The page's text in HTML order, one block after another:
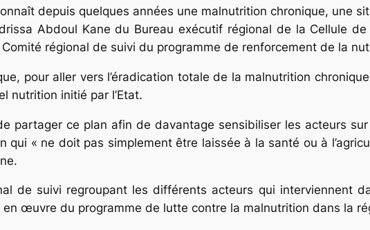
depuis quelques années une malnutrition chronique, une
Abdoul Kane du Bureau exécutif régional de la Cellule
Comité régional de suivi du programme de renforcement de la
pour aller vers l’éradication totale de la malnutrition
nutrition initié par l’Etat.
partager ce plan afin de davantage sensibiliser les acteurs
« ne doit pas simplement être laissée à la santé ou à
de suivi regroupant les différents acteurs qui interviennent
en œuvre du programme de lutte contre la malnutrition dans la